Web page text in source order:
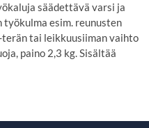
säädettävä varsi ja
esim. reunusten
tai leikkuusiiman vaihto
paino 2,3 kg. Sisältää